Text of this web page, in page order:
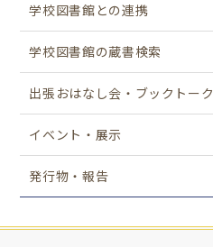
学校図書館との連携
学校図書館の蔵書検索
出張おはなし会・ブックトーク
イベント・展示
発行物・報告